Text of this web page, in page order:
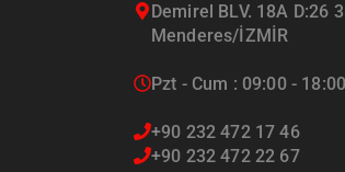
Demirel BLV. 18A D:26
Menderes/İZMİR
Pzt - Cum : 09:00 - 18:00
+90 232 472 17 46
+90 232 472 22 67